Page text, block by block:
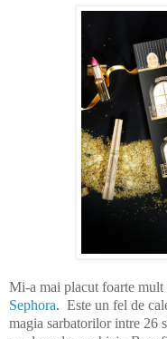
Mi-a mai placut foarte mult
Sephora. Este un fel de
magia sarbatorilor intre 26